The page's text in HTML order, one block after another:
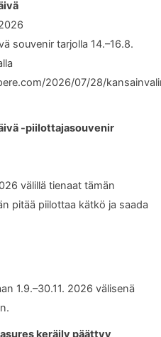
souvenir tarjolla 14.–16.8.
2026/07/28/
-piilottajasouvenir
välillä tienaat tämän
pitää piilottaa kätkö ja saada
1.9.–30.11. 2026 välisenä
keräily päättyy